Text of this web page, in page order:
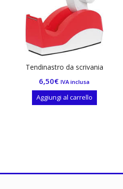
Tendinastro da scrivania
IVA inclusa
Aggiungi al carrello